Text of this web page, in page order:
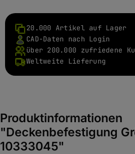
20.000 Artikel auf Lager
CAD-Daten nach Login
über 200.000 zufriedene
Weltweite Lieferung
Produktinformationen
"Deckenbefestigung
10333045"